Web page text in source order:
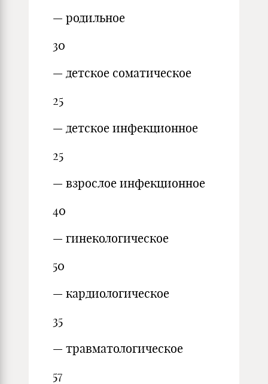
— родильное
30
— детское соматическое
25
— детское инфекционное
25
— взрослое инфекционное
40
— гинекологическое
50
— кардиологическое
35
— травматологическое
57